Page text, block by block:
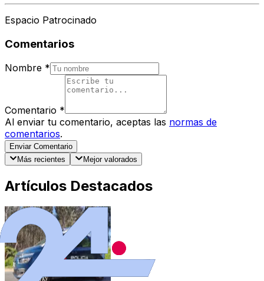
Espacio Patrocinado
Comentarios
Nombre *
Comentario *
Al enviar tu comentario, aceptas las normas de
comentarios.
Enviar Comentario
Más recientes
Mejor valorados
Artículos Destacados